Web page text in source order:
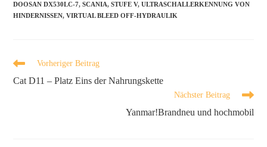
DOOSAN DX530LC-7, SCANIA, STUFE V, ULTRASCHALLERKENNUNG VON
HINDERNISSEN, VIRTUAL BLEED OFF-HYDRAULIK
Vorheriger Beitrag
Cat D11 – Platz Eins der Nahrungskette
Nächster Beitrag
Yanmar!Brandneu und hochmobil